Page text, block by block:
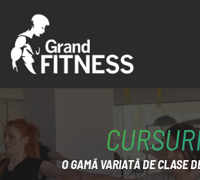
O GAMĂ VARIATĂ DE CLASE